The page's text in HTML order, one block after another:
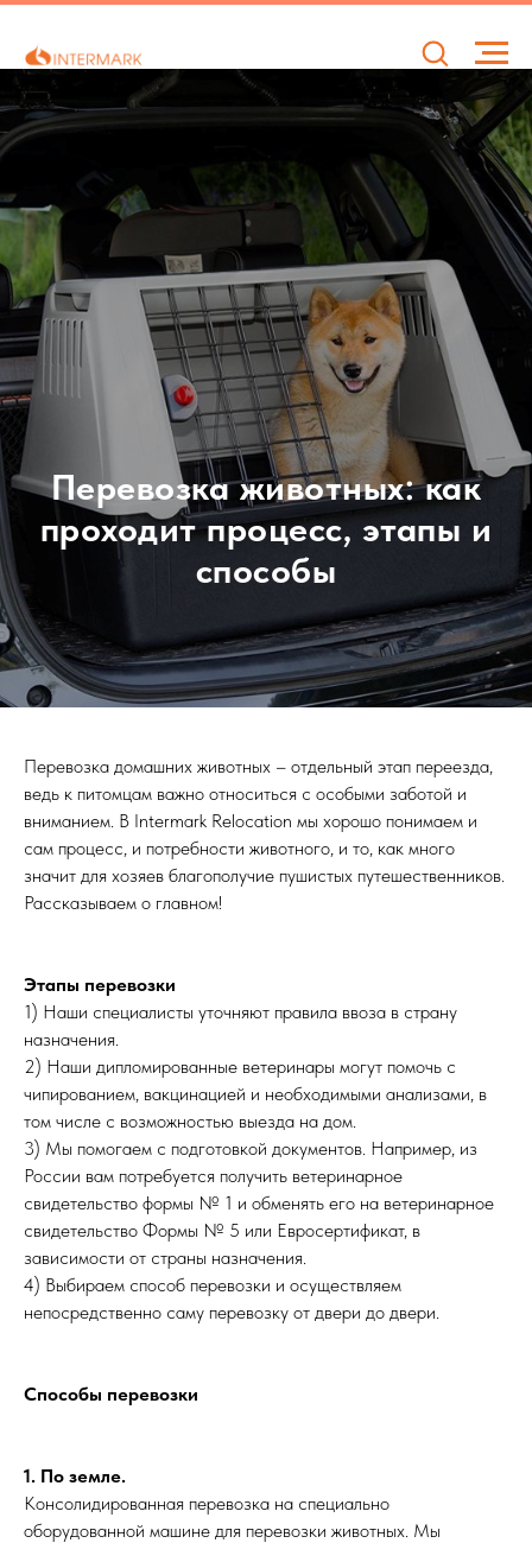
Перевозка животных: как
проходит процесс, этапы и
способы
Перевозка домашних животных – отдельный этап переезда,
ведь к питомцам важно относиться с особыми заботой и
вниманием. В Intermark Relocation мы хорошо понимаем и
сам процесс, и потребности животного, и то, как много
значит для хозяев благополучие пушистых путешественников.
Рассказываем о главном!
Этапы перевозки
1) Наши специалисты уточняют правила ввоза в страну
назначения.
2) Наши дипломированные ветеринары могут помочь с
чипированием, вакцинацией и необходимыми анализами, в
том числе с возможностью выезда на дом.
3) Мы помогаем с подготовкой документов. Например, из
России вам потребуется получить ветеринарное
свидетельство формы № 1 и обменять его на ветеринарное
свидетельство Формы № 5 или Евросертификат, в
зависимости от страны назначения.
4) Выбираем способ перевозки и осуществляем
непосредственно саму перевозку от двери до двери.
Способы перевозки
1. По земле.
Консолидированная перевозка на специально
оборудованной машине для перевозки животных. Мы